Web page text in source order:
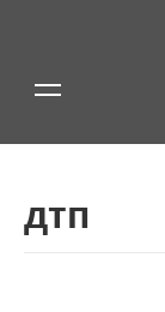
дтп